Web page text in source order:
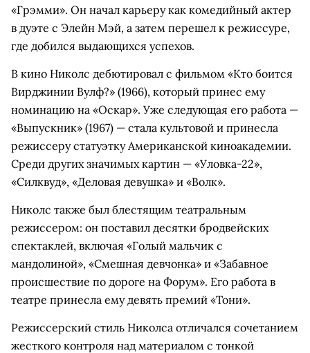
«Грэмми». Он начал карьеру как комедийный актер
в дуэте с Элейн Мэй, а затем перешел к режиссуре,
где добился выдающихся успехов.
В кино Николс дебютировал с фильмом «Кто боится
Вирджинии Вулф?» (1966), который принес ему
номинацию на «Оскар». Уже следующая его работа —
«Выпускник» (1967) — стала культовой и принесла
режиссеру статуэтку Американской киноакадемии.
Среди других значимых картин — «Уловка-22»,
«Силквуд», «Деловая девушка» и «Волк».
Николс также был блестящим театральным
режиссером: он поставил десятки бродвейских
спектаклей, включая «Голый мальчик с
мандолиной», «Смешная девчонка» и «Забавное
происшествие по дороге на Форум». Его работа в
театре принесла ему девять премий «Тони».
Режиссерский стиль Николса отличался сочетанием
жесткого контроля над материалом с тонкой